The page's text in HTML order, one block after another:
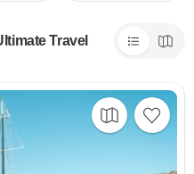
Travel